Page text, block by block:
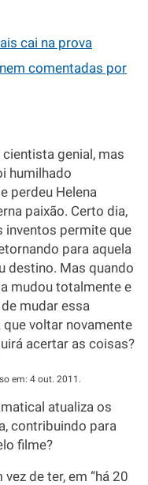
cai na prova
comentadas por
genial, mas
humilhado
perdeu Helena
paixão. Certo dia,
inventos permite que
para aquela
destino. Mas quando
mudou totalmente e
mudar essa
voltar novamente
acertar as coisas?
em: 4 out. 2011.
atualiza os
contribuindo para
filme?
de ter, em “há 20